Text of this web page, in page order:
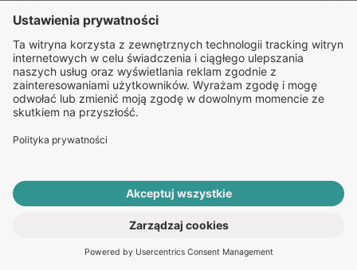
ROZPOCZNIJ E-KONSULTACJĘ
Internetowe Konto Pacjenta
RODO
POBIERZ APLIKACJĘ
podmiotem leczniczym w rozumieniu ustawy z dnia 15
kwietnia 2011 roku o działalności leczniczej, wpisanym do
rejestru podmiotów wykonujących działalność leczniczą pod